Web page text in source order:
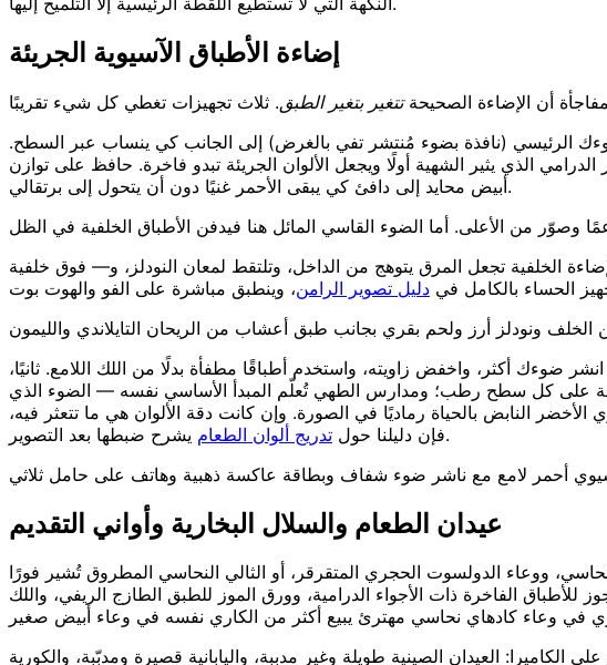
إضاءة الأطباق الآسيوية الجريئة
أن الإضاءة الصحيحةتتغير بتغير الطبق
الرئيسي (نافذة بضوء مُنتشر تفي بالغرض) إلى الجانب كي ينساب عبر السطح.
الذي يثير الشهية أولًا ويجعل الألوان الجريئة تبدو فاخرة. حافظ على توازن
أبيض محايد إلى دافئ كي يبقى الأحمر غنيًا دون أن يتحول إلى برتقالي.
الخلفية تجعل المرق يتوهج من الداخل، وتلتقط لمعان النودلز، و— فوق خلفية
الحساء بالكامل في دليل تصوير الرامن
ونودلز أرز ولحم بقري بجانب طبق أعشاب من الريحان التايلاندي والليمون
ضوءك أكثر، واخفض زاويته، واستخدم أطباقًا مطفأة بدلًا من اللك اللامع. ثانيًا،
على كل سطح رطب؛ ومدارس الطهي تُعلّم المبدأ الأساسي نفسه — الضوء الذي
النابض بالحياة رماديًا في الصورة. وإن كانت دقة الألوان هي ما تتعثر فيه،
فإن دليلنا حول تدريج ألوان الطعام
يشرح ضبطها بعد التصوير.
أحمر لامع مع ناشر ضوء شفاف وبطاقة عاكسة ذهبية وهاتف على حامل ثلاثي
عيدان الطعام والسلال البخارية وأواني التقديم
ووعاء الدولسوت الحجري المتقرقر، أو الثالي النحاسي المطروق تُشير فورًا
الفاخرة ذات الأجواء الدرامية، وورق الموز للطبق الطازج الريفي، واللك
العيدان الصينية طويلة وغير مدببة، واليابانية قصيرة ومدبّبة، والكورية